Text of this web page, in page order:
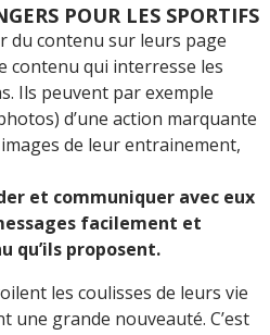
POUR LES SPORTIFS
du contenu sur leurs page
contenu qui interresse les
Ils peuvent par exemple
d’une action marquante
de leur entrainement,
et communiquer avec eux
facilement et
qu’ils proposent.
les coulisses de leurs vie
une grande nouveauté. C’est